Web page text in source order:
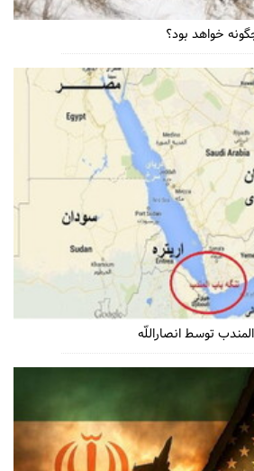
خواهد بود؟
توسط انصاراللّه